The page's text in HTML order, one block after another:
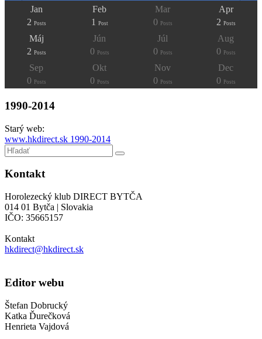
Jan
2 Posts
Feb
1
Post
Mar
0
Posts
Apr
2 Posts
Máj
2 Posts
Jún
0
Posts
Júl
0
Posts
Aug
0
Posts
Sep
0
Posts
Okt
0
Posts
Nov
0
Posts
Dec
0
Posts
1990-2014
Starý web:
www.hkdirect.sk 1990-2014
Kontakt
Horolezecký klub DIRECT BYTČA
014 01 Bytča | Slovakia
IČO: 35665157
Kontakt
hkdirect@hkdirect.sk
Editor webu
Štefan Dobrucký
Katka Ďurečková
Henrieta Vajdová